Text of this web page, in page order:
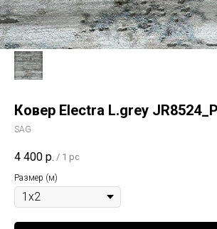
Ковер Electra L.grey
SAG
4 400 р. / 1 pc
Размер (м)